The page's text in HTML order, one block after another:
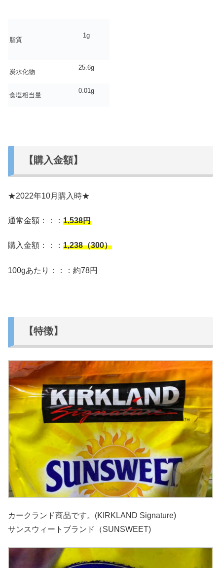
脂質
1g
炭水化物
25.6g
食塩相当量
0.01g
【購入金額】
★2022年10月購入時★
通常金額：：： 1,538円
購入金額：：： 1,238（300）
100gあたり：：：約78円
【特徴】
カークランド商品です。(KIRKLAND Signature)
サンスウィートブランド（SUNSWEET)